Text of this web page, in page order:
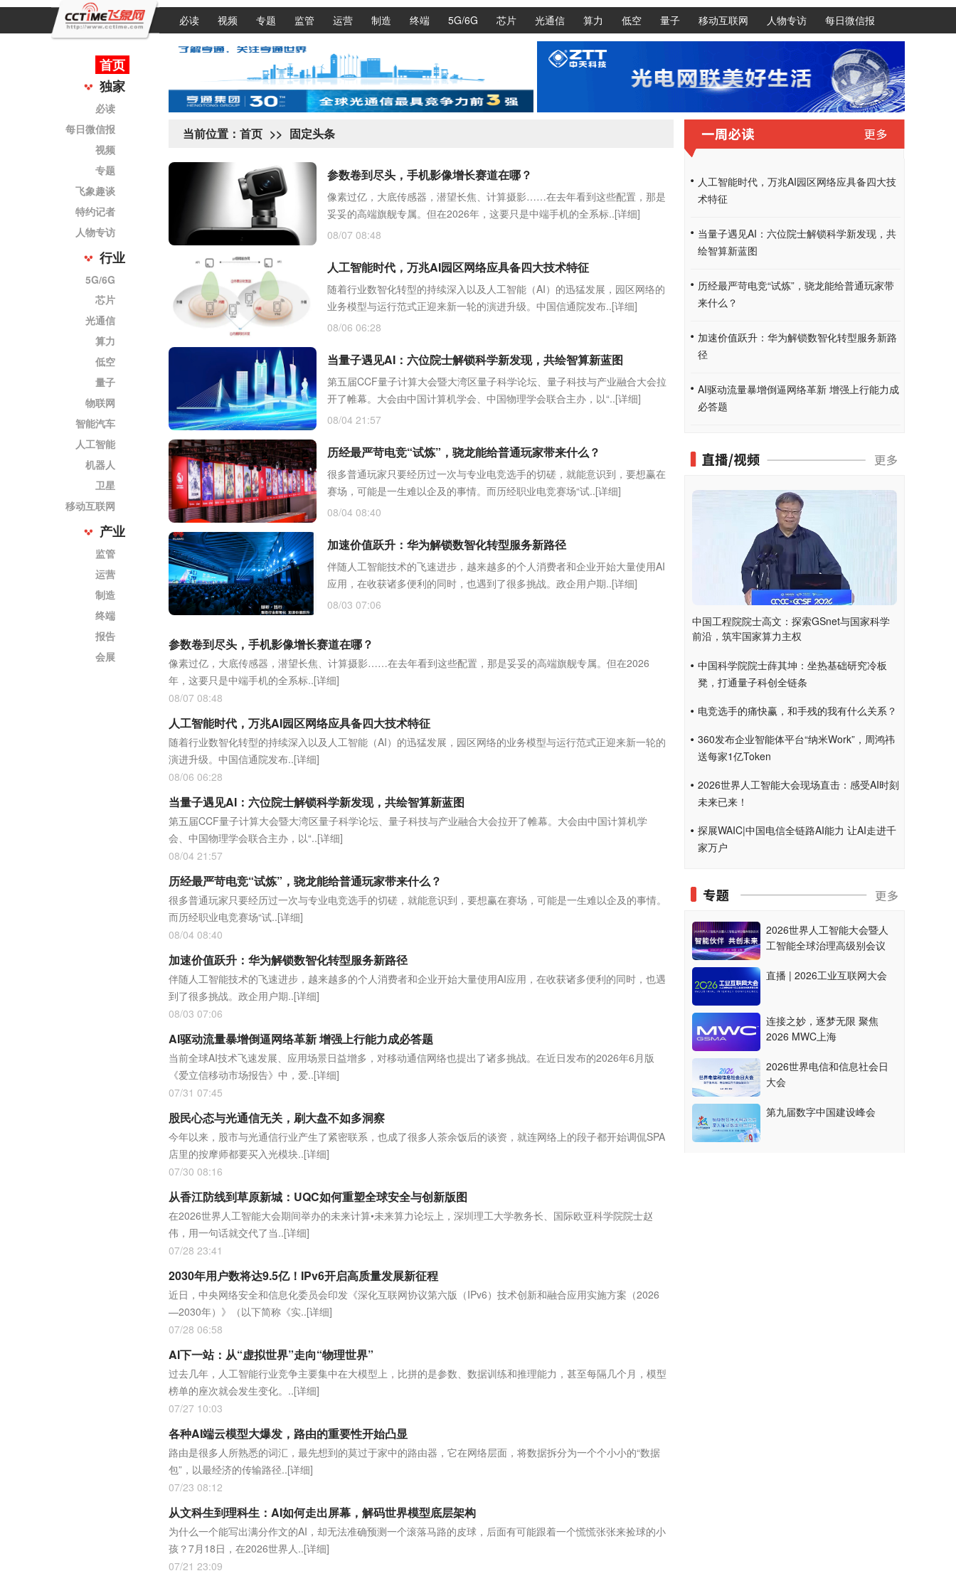
必读 视频 专题 监管 运营 制造 终端 5G/6G 芯片 光通信 算力 低空 量子 移动互联网 人物专访 每日微信报
首页
独家
必读
每日微信报
视频
专题
飞象趣谈
特约记者
人物专访
行业
5G/6G
芯片
光通信
算力
低空
量子
物联网
智能汽车
人工智能
机器人
卫星
移动互联网
产业
监管
运营
制造
终端
报告
会展
当前位置： 首页 >> 固定头条
参数卷到尽头，手机影像增长赛道在哪？
像素过亿，大底传感器，潜望长焦、计算摄影……在去年看到这些配置，那是
妥妥的高端旗舰专属。但在2026年，这要只是中端手机的全系标..[详细]
08/07 08:48
人工智能时代，万兆AI园区网络应具备四大技术特征
随着行业数智化转型的持续深入以及人工智能（AI）的迅猛发展，园区网络的
业务模型与运行范式正迎来新一轮的演进升级。中国信通院发布..[详细]
08/06 06:28
当量子遇见AI：六位院士解锁科学新发现，共绘智算新蓝图
第五届CCF量子计算大会暨大湾区量子科学论坛、量子科技与产业融合大会拉
开了帷幕。大会由中国计算机学会、中国物理学会联合主办，以“..[详细]
08/04 21:57
历经最严苛电竞“试炼”，骁龙能给普通玩家带来什么？
很多普通玩家只要经历过一次与专业电竞选手的切磋，就能意识到，要想赢在
赛场，可能是一生难以企及的事情。而历经职业电竞赛场“试..[详细]
08/04 08:40
加速价值跃升：华为解锁数智化转型服务新路径
伴随人工智能技术的飞速进步，越来越多的个人消费者和企业开始大量使用AI
应用，在收获诸多便利的同时，也遇到了很多挑战。政企用户期..[详细]
08/03 07:06
参数卷到尽头，手机影像增长赛道在哪？
像素过亿，大底传感器，潜望长焦、计算摄影……在去年看到这些配置，那是妥妥的高端旗舰专属。但在2026
年，这要只是中端手机的全系标..[详细]
08/07 08:48
人工智能时代，万兆AI园区网络应具备四大技术特征
随着行业数智化转型的持续深入以及人工智能（AI）的迅猛发展，园区网络的业务模型与运行范式正迎来新一轮的
演进升级。中国信通院发布..[详细]
08/06 06:28
当量子遇见AI：六位院士解锁科学新发现，共绘智算新蓝图
第五届CCF量子计算大会暨大湾区量子科学论坛、量子科技与产业融合大会拉开了帷幕。大会由中国计算机学
会、中国物理学会联合主办，以“..[详细]
08/04 21:57
历经最严苛电竞“试炼”，骁龙能给普通玩家带来什么？
很多普通玩家只要经历过一次与专业电竞选手的切磋，就能意识到，要想赢在赛场，可能是一生难以企及的事情。
而历经职业电竞赛场“试..[详细]
08/04 08:40
加速价值跃升：华为解锁数智化转型服务新路径
伴随人工智能技术的飞速进步，越来越多的个人消费者和企业开始大量使用AI应用，在收获诸多便利的同时，也遇
到了很多挑战。政企用户期..[详细]
08/03 07:06
AI驱动流量暴增倒逼网络革新 增强上行能力成必答题
当前全球AI技术飞速发展、应用场景日益增多，对移动通信网络也提出了诸多挑战。在近日发布的2026年6月版
《爱立信移动市场报告》中，爱..[详细]
07/31 07:45
股民心态与光通信无关，刷大盘不如多洞察
今年以来，股市与光通信行业产生了紧密联系，也成了很多人茶余饭后的谈资，就连网络上的段子都开始调侃SPA
店里的按摩师都要买入光模块..[详细]
07/30 08:16
从香江防线到草原新城：UQC如何重塑全球安全与创新版图
在2026世界人工智能大会期间举办的未来计算•未来算力论坛上，深圳理工大学教务长、国际欧亚科学院院士赵
伟，用一句话就交代了当..[详细]
07/28 23:41
2030年用户数将达9.5亿！IPv6开启高质量发展新征程
近日，中央网络安全和信息化委员会印发《深化互联网协议第六版（IPv6）技术创新和融合应用实施方案（2026
—2030年）》（以下简称《实..[详细]
07/28 06:58
AI下一站：从“虚拟世界”走向“物理世界”
过去几年，人工智能行业竞争主要集中在大模型上，比拼的是参数、数据训练和推理能力，甚至每隔几个月，模型
榜单的座次就会发生变化。..[详细]
07/27 10:03
各种AI端云模型大爆发，路由的重要性开始凸显
路由是很多人所熟悉的词汇，最先想到的莫过于家中的路由器，它在网络层面，将数据拆分为一个个小小的“数据
包”，以最经济的传输路径..[详细]
07/23 08:12
从文科生到理科生：AI如何走出屏幕，解码世界模型底层架构
为什么一个能写出满分作文的AI，却无法准确预测一个滚落马路的皮球，后面有可能跟着一个慌慌张张来捡球的小
孩？7月18日，在2026世界人..[详细]
07/21 23:09
人工智能时代，万兆AI园区网络应具备四大技
术特征
当量子遇见AI：六位院士解锁科学新发现，共
绘智算新蓝图
历经最严苛电竞“试炼”，骁龙能给普通玩家带
来什么？
加速价值跃升：华为解锁数智化转型服务新路
径
AI驱动流量暴增倒逼网络革新 增强上行能力成
必答题
中国工程院院士高文：探索GSnet与国家科学
前沿，筑牢国家算力主权
中国科学院院士薛其坤：坐热基础研究冷板
凳，打通量子科创全链条
电竞选手的痛快赢，和手残的我有什么关系？
360发布企业智能体平台“纳米Work”，周鸿祎
送每家1亿Token
2026世界人工智能大会现场直击：感受AI时刻
未来已来！
探展WAIC|中国电信全链路AI能力 让AI走进千
家万户
2026世界人工智能大会暨人
工智能全球治理高级别会议
直播 | 2026工业互联网大会
连接之妙，逐梦无限 聚焦
2026 MWC上海
2026世界电信和信息社会日
大会
第九届数字中国建设峰会